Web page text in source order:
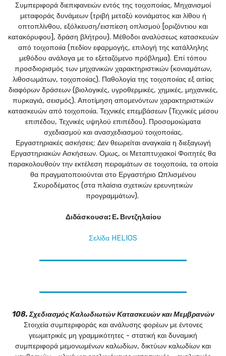
Συμπεριφορά διεπιφανειών εντός της τοιχοποιίας. Μηχανισμοί
μεταφοράς δυνάμεων (τριβή μεταξύ κονιάματος και λίθου ή
οπτοπλίνθου, εξόλκευση/εισπίεση οπλισμού [οριζόντιου και
κατακόρυφου], δράση βλήτρου). Μέθοδοι αναλύσεως κατασκευών
από τοιχοποιία (πεδίον εφαρμογής, επιλογή της κατάλληλης
μεθόδου ανάλογα με το εξεταζόμενο πρόβλημα). Επί τόπου
προσδιορισμός των μηχανικών χαρακτηριστικών (κονιαμάτων,
λιθοσωμάτων, τοιχοποιίας). Παθολογία της τοιχοποιίας εξ αιτίας
διαφόρων δράσεων (βιολογικές, υγροθερμικές, χημικές, μηχανικές,
πυρκαγιά, σεισμός). Αποτίμηση απομενόντων χαρακτηριστικών
κατασκευών από τοιχοποιία. Τεχνικές επεμβάσεων (Τεχνικές μέσου
επιπέδου, Τεχνικές υψηλού επιπέδου). Προσομοιώματα
σχεδιασμού και ανασχεδιασμού τοιχοποιίας.
Εργαστηριακές ασκήσεις: Δεν θεωρείται αναγκαία η διεξαγωγή
Εργαστηριακών Ασκήσεων. Ομως, οι Μεταπτυχιακοί Φοιτητές θα
παρακολουθούν την εκτέλεση πειραμάτων σε τοιχοποιία, τα οποία
θα πραγματοποιούνται στο Εργαστήριο Ωπλισμένου
Σκυροδέματος (στα πλαίσια σχετικών ερευνητικών
προγραμμάτων).
Διδάσκουσα: Ε. Βιντζηλαίου
Σελίδα HELIOS
108. Σχεδιασμός Καλωδιωτών Κατασκευών και Μεμβρανών
Στοιχεία συμπεριφοράς και ανάλυσης φορέων με έντονες
γεωμετρικές μη γραμμικότητες - στατική και δυναμική
συμπεριφορά μεμονωμένων καλωδίων, δικτύων καλωδίων και